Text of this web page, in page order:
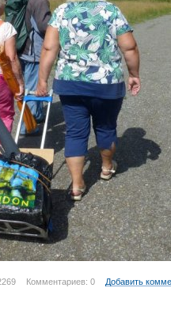
Комментариев: 0 Добавить